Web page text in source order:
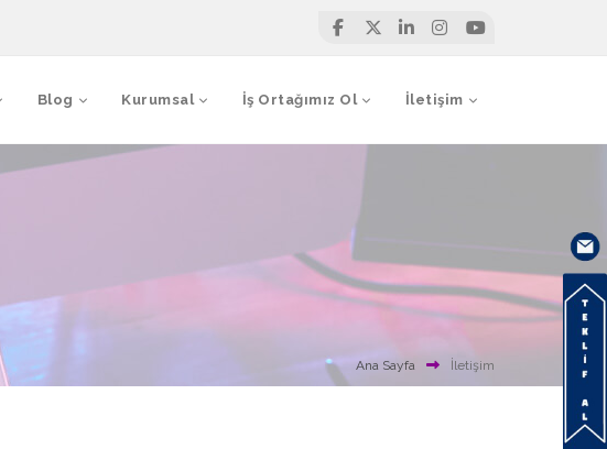
Blog Kurumsal İş Ortağımız Ol İletişim
Ana Sayfa İletişim